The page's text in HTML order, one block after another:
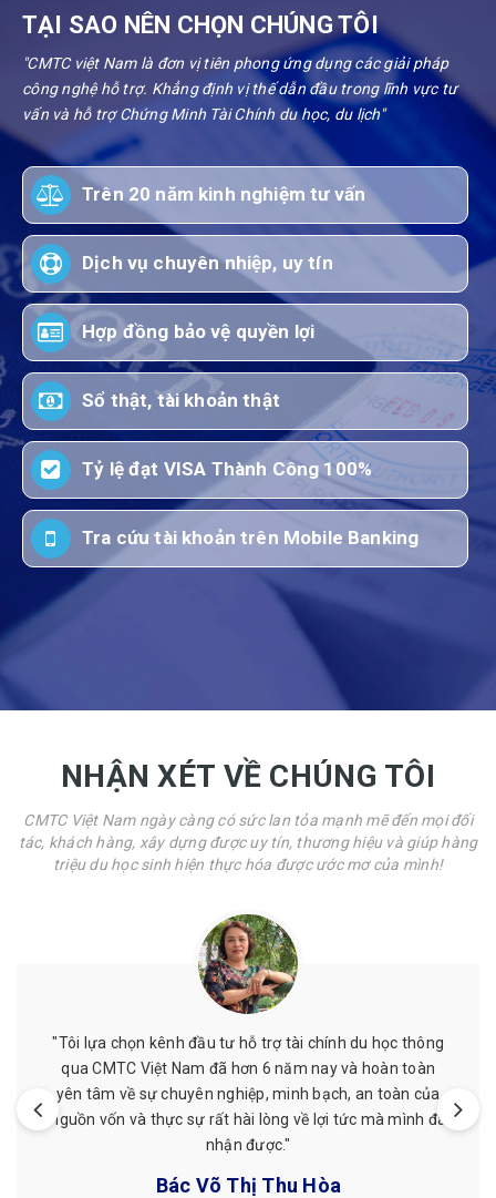
TẠI SAO NÊN CHỌN CHÚNG TÔI
"CMTC việt Nam là đơn vị tiên phong ứng dụng các giải pháp
công nghệ hỗ trợ. Khẳng định vị thế dẫn đầu trong lĩnh vực tư
vấn và hỗ trợ Chứng Minh Tài Chính du học, du lịch"
Trên 20 năm kinh nghiệm tư vấn
Dịch vụ chuyên nhiệp, uy tín
Hợp đồng bảo vệ quyền lợi
Sổ thật, tài khoản thật
Tỷ lệ đạt VISA Thành Công 100%
Tra cứu tài khoản trên Mobile Banking
NHẬN XÉT VỀ CHÚNG TÔI
CMTC Việt Nam ngày càng có sức lan tỏa mạnh mẽ đến mọi đối
tác, khách hàng, xây dựng được uy tín, thương hiệu và giúp hàng
triệu du học sinh hiện thực hóa được ước mơ của mình!
"Mình đã từng được hỗ trợ chứng minh tài chính ở đây,
giá cả phải chăng, nhân viên nhiệt tình, làm việc đúng
hẹn. Mình đã từng làm ở nơi khác nhưng sau khi làm với
CMTC Việt Nam mình thấy hài lòng hơn."
Tuyết Nguyễn
Khách hàng